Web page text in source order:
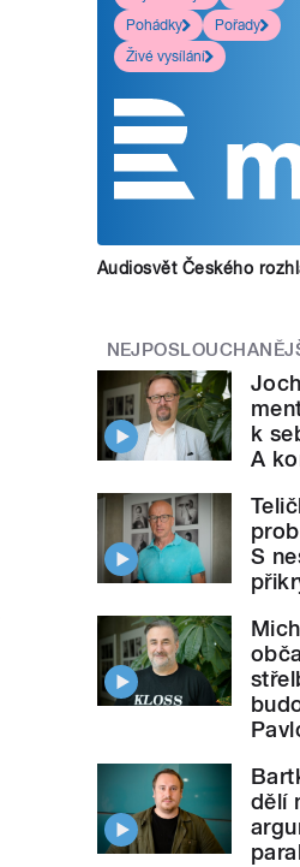
Pohádky
Pořady
Živé vysílání
Audiosvět Českého
k
A
S
dělí